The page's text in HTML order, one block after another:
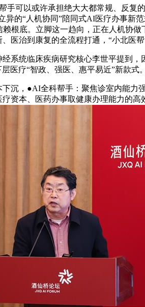
可以或许承担绝大大都常规、反复的
异的“人机协同”陪同式AI医疗办事新
根底。立脚这一趋向，正在人机协
医治到康复的全流程打通，“小北医
统临床疾病研究核心李世平提到，
医疗“智政、强医、惠平易近”新款式
，●AI全科帮手：聚焦诊室内能力强
资本、医药办事取健康办理能力的